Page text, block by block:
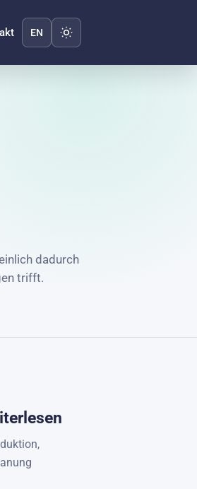
EN Darstellung wechseln
dadurch
trifft.